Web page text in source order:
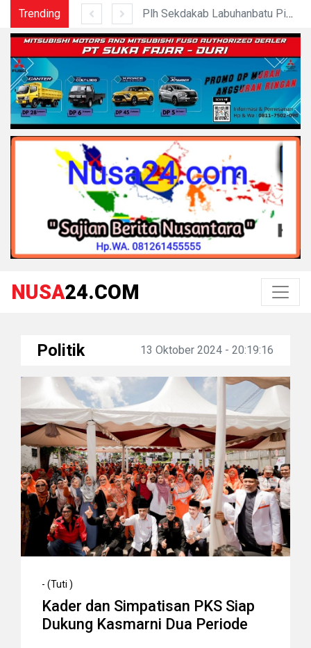
Trending Plh Sekdakab Labuhanbatu Pimpin Rapat Teknis Tindak Lanjut Entry Meeting Penilaian Kepatuhan Pelayan
NUSA24.COM
Politik 13 Oktober 2024 - 20:19:16
- (Tuti )
Kader dan Simpatisan PKS Siap
Dukung Kasmarni Dua Periode